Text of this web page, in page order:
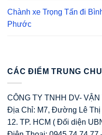
Chành xe Trọng Tấn đi
Phước
CÁC ĐIỂM TRUNG
CÔNG TY TNHH DV- VẬN
Địa Chỉ: M7, Đường Lê
12. TP. HCM ( Đối diện